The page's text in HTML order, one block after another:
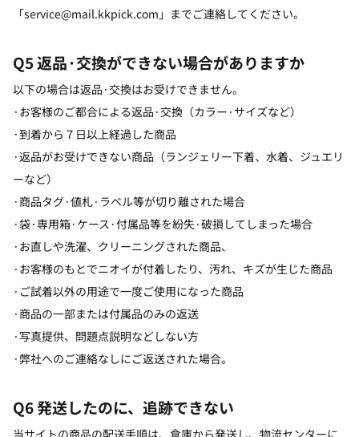
「service@mail.kkpick.com」までご連絡してください。
Q5 返品·交換ができない場合がありますか
以下の場合は返品·交換はお受けできません。
·お客様のご都合による返品·交換（カラー·サイズなど）
·到着から７日以上経過した商品
·返品がお受けできない商品（ランジェリー下着、水着、ジュエリ
ーなど）
·商品タグ·値札·ラベル等が切り離された場合
·袋·専用箱·ケース·付属品等を紛失·破損してしまった場合
·お直しや洗濯、クリーニングされた商品、
·お客様のもとでニオイが付着したり、汚れ、キズが生じた商品
·ご試着以外の用途で一度ご使用になった商品
·商品の一部または付属品のみの返送
·写真提供、問題点説明などしない方
·弊社へのご連絡なしにご返送された場合。
Q6 発送したのに、追跡できない
当サイトの商品の配送手順は、倉庫から発送し、物流センターに